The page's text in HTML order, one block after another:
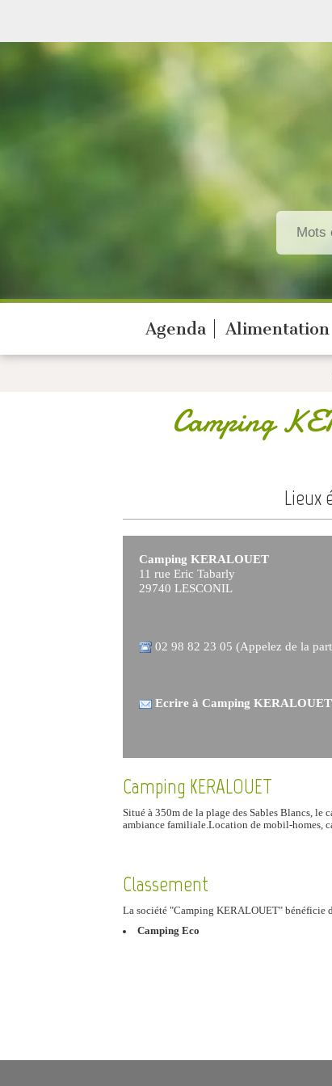
Agenda Alimentation
Camping
Lieux
Camping KERALOUET
11 rue Eric Tabarly
29740 LESCONIL
02 98 82 23 05 (Appelez de la
Ecrire à Camping KERALOUET
Camping KERALOUET
Situé à 350m de la plage des Sables Blancs, le
ambiance familiale.Location de mobil-homes,
Classement
La société "Camping KERALOUET" bénéficie
Camping Eco